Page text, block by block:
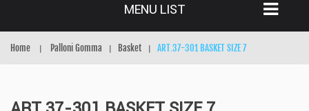
MENU LIST
Home Palloni Gomma Basket ART.37-301 BASKET SIZE 7